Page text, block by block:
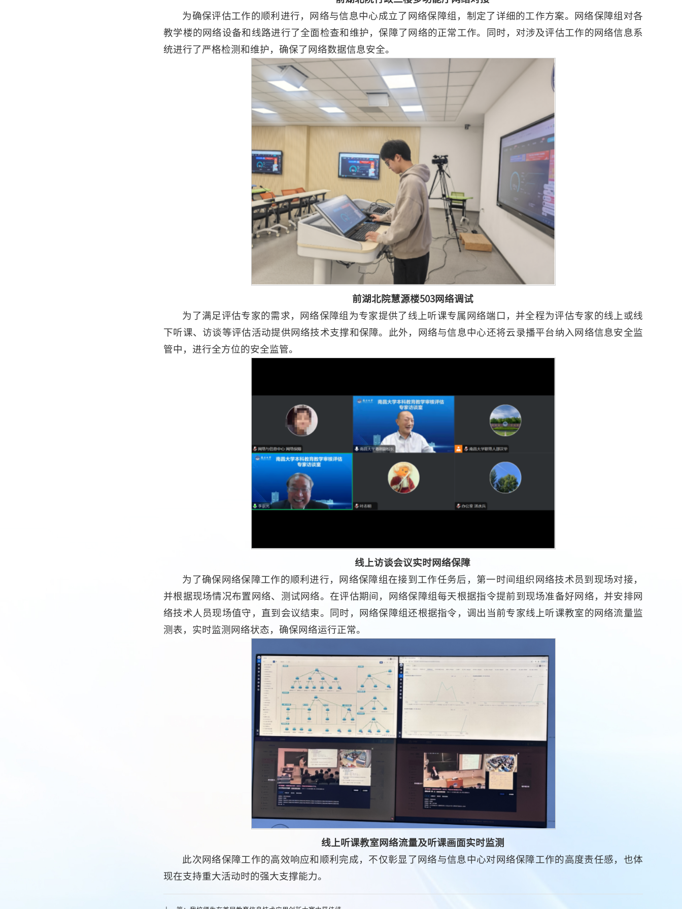
为确保评估工作的顺利进行，网络与信息中心成立了网络保障组，制定了详细的工作方案。网络保障组对各
教学楼的网络设备和线路进行了全面检查和维护，保障了网络的正常工作。同时，对涉及评估工作的网络信息系
统进行了严格检测和维护，确保了网络数据信息安全。
前湖北院慧源楼503网络调试
为了满足评估专家的需求，网络保障组为专家提供了线上听课专属网络端口，并全程为评估专家的线上或线
下听课、访谈等评估活动提供网络技术支撑和保障。此外，网络与信息中心还将云录播平台纳入网络信息安全监
管中，进行全方位的安全监管。
线上访谈会议实时网络保障
为了确保网络保障工作的顺利进行，网络保障组在接到工作任务后，第一时间组织网络技术员到现场对接，
并根据现场情况布置网络、测试网络。在评估期间，网络保障组每天根据指令提前到现场准备好网络，并安排网
络技术人员现场值守，直到会议结束。同时，网络保障组还根据指令，调出当前专家线上听课教室的网络流量监
测表，实时监测网络状态，确保网络运行正常。
线上听课教室网络流量及听课画面实时监测
此次网络保障工作的高效响应和顺利完成，不仅彰显了网络与信息中心对网络保障工作的高度责任感，也体
现在支持重大活动时的强大支撑能力。